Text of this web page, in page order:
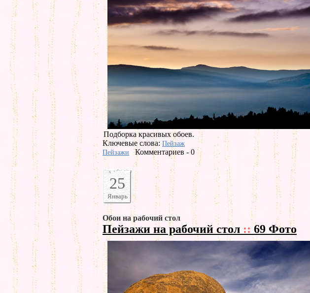
Подборка красивых обоев.
Ключевые слова: Пейзаж
Пейзажи
Комментариев - 0
25
Январь
Обои на рабочий стол
Пейзажи на рабочий стол ::69 Фото